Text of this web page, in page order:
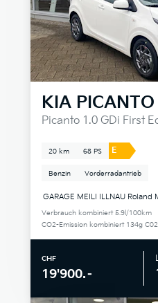
KIA PICANTO
Picanto 1.0 GDi First
20 km 68 PS E
Benzin Vorderradantrieb
GARAGE MEILI ILLNAU Roland
Verbrauch kombiniert 5.9l/100km
CO2-Emission kombiniert 134g
CHF
19'900.–